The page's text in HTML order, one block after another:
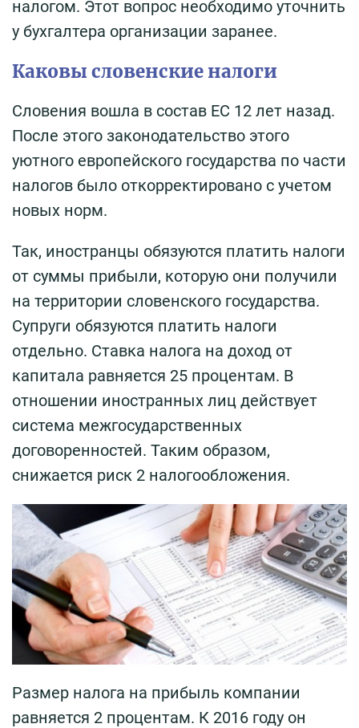
налогом. Этот вопрос необходимо уточнить
у бухгалтера организации заранее.
Каковы словенские налоги
Словения вошла в состав ЕС 12 лет назад.
После этого законодательство этого
уютного европейского государства по части
налогов было откорректировано с учетом
новых норм.
Так, иностранцы обязуются платить налоги
от суммы прибыли, которую они получили
на территории словенского государства.
Супруги обязуются платить налоги
отдельно. Ставка налога на доход от
капитала равняется 25 процентам. В
отношении иностранных лиц действует
система межгосударственных
договоренностей. Таким образом,
снижается риск 2 налогообложения.
Размер налога на прибыль компании
равняется 2 процентам. К 2016 году он